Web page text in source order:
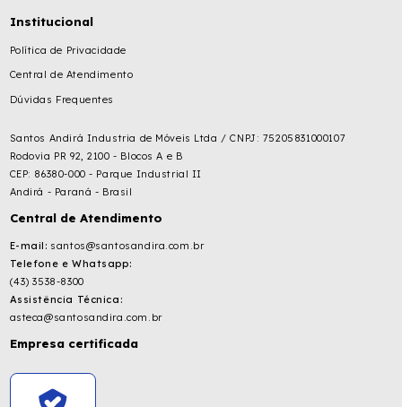
Institucional
Política de Privacidade
Central de Atendimento
Dúvidas Frequentes
Santos Andirá Industria de Móveis Ltda / CNPJ: 75205831000107
Rodovia PR 92, 2100 - Blocos A e B
CEP: 86380-000 - Parque Industrial II
Andirá - Paraná - Brasil
Central de Atendimento
E-mail: santos@santosandira.com.br
Telefone e Whatsapp:
(43) 3538-8300
Assistência Técnica:
asteca@santosandira.com.br
Empresa certificada